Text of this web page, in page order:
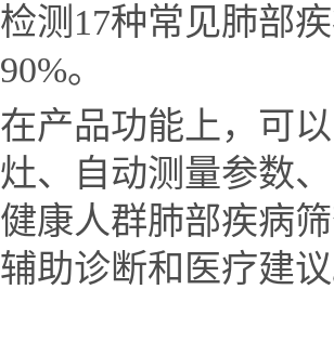
检测17种常见肺部
90%。
在产品功能上，可
灶、自动测量参数
健康人群肺部疾病
辅助诊断和医疗建